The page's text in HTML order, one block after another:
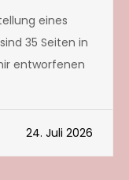
eines
35 Seiten in
entworfenen
24. Juli 2026